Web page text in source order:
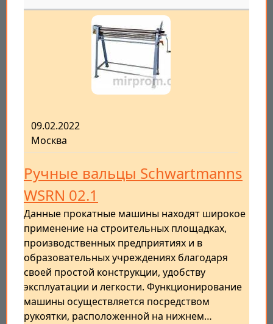
09.02.2022
Москва
Ручные вальцы Schwartmanns
WSRN 02.1
Данные прокатные машины находят широкое
применение на строительных площадках,
производственных предприятиях и в
образовательных учреждениях благодаря
своей простой конструкции, удобству
эксплуатации и легкости. Функционирование
машины осуществляется посредством
рукоятки, расположенной на нижнем…